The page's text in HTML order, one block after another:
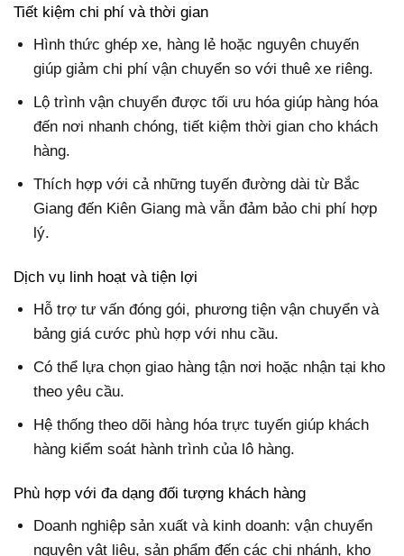
Tiết kiệm chi phí và thời gian
Hình thức ghép xe, hàng lẻ hoặc nguyên chuyến
giúp giảm chi phí vận chuyển so với thuê xe riêng.
Lộ trình vận chuyển được tối ưu hóa giúp hàng hóa
đến nơi nhanh chóng, tiết kiệm thời gian cho khách
hàng.
Thích hợp với cả những tuyến đường dài từ Bắc
Giang đến Kiên Giang mà vẫn đảm bảo chi phí hợp
lý.
Dịch vụ linh hoạt và tiện lợi
Hỗ trợ tư vấn đóng gói, phương tiện vận chuyển và
bảng giá cước phù hợp với nhu cầu.
Có thể lựa chọn giao hàng tận nơi hoặc nhận tại kho
theo yêu cầu.
Hệ thống theo dõi hàng hóa trực tuyến giúp khách
hàng kiểm soát hành trình của lô hàng.
Phù hợp với đa dạng đối tượng khách hàng
Doanh nghiệp sản xuất và kinh doanh: vận chuyển
nguyên vật liệu, sản phẩm đến các chi nhánh, kho